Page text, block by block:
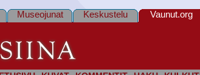
Museojunat Keskustelu Vaunut.org